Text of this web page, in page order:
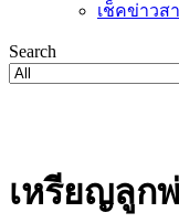
เช็คข่าวส
Search
เหรียญลูก